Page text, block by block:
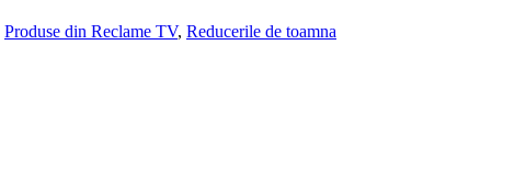
Produse din Reclame TV, Reducerile de toamna